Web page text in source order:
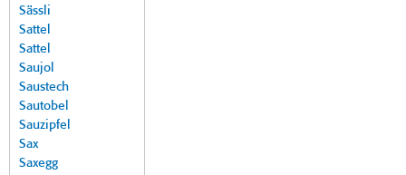
Sässli
Sattel
Sattel
Saujol
Saustech
Sautobel
Sauzipfel
Sax
Saxegg